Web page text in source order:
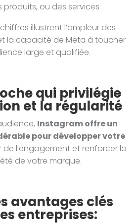
produits, ou des services
illustrent l’ampleur des
la capacité de Meta à toucher
large et qualifiée.
qui privilégie
et la régularité
Instagram offre un
pour développer votre
de l’engagement et renforcer la
de votre marque.
avantages clés
entreprises: